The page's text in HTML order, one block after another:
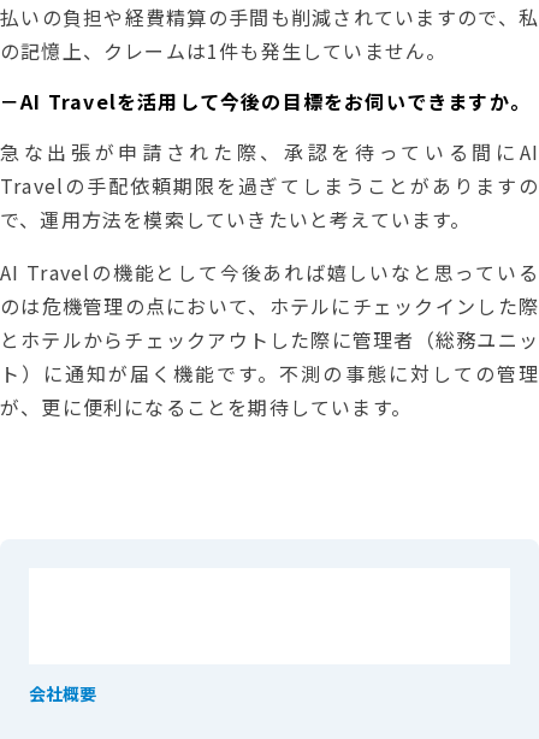
払いの負担や経費精算の手間も削減されていますので、私
の記憶上、クレームは1件も発生していません。
－AI Travelを活用して今後の目標をお伺いできますか。
急な出張が申請された際、承認を待っている間にAI
Travelの手配依頼期限を過ぎてしまうことがありますの
で、運用方法を模索していきたいと考えています。
AI Travelの機能として今後あれば嬉しいなと思っている
のは危機管理の点において、ホテルにチェックインした際
とホテルからチェックアウトした際に管理者（総務ユニッ
ト）に通知が届く機能です。不測の事態に対しての管理
が、更に便利になることを期待しています。
会社概要